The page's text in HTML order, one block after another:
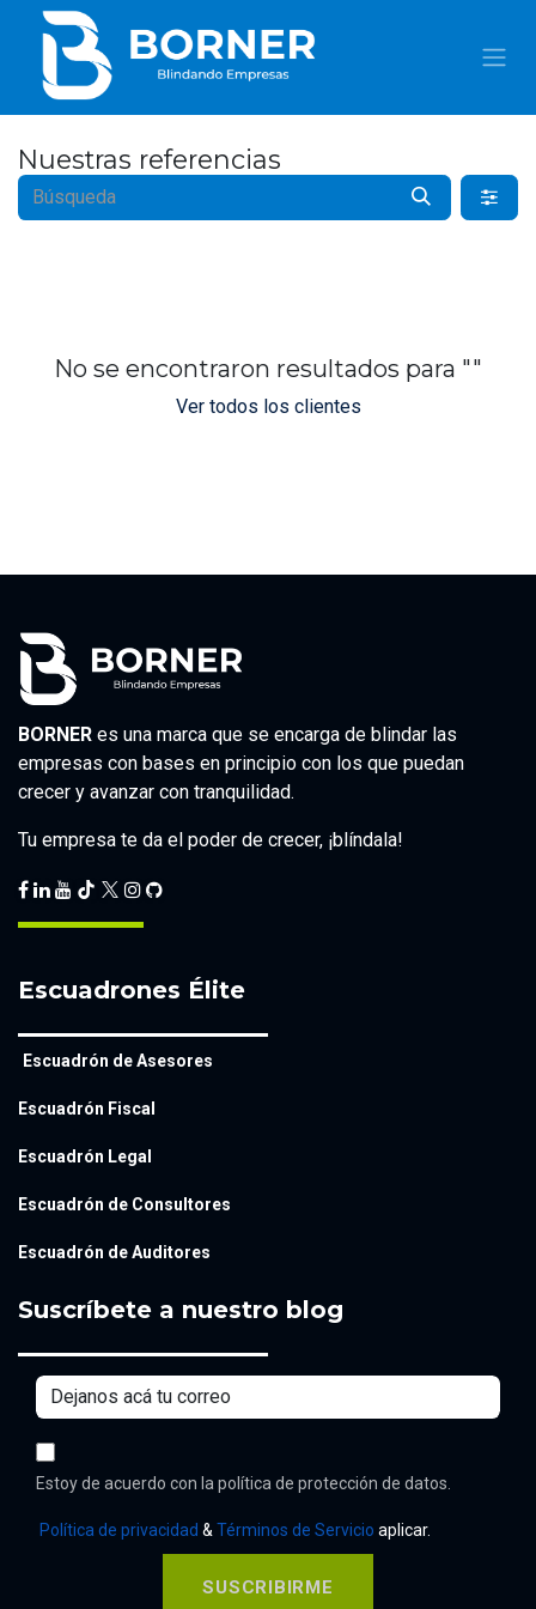
IR AL CONTENIDO
Nuestras referencias
No se encontraron resultados para ""
Ver todos los clientes
BORNER es una marca que se encarga de blindar las
empresas con bases en principio con los que puedan
crecer y avanzar con tranquilidad.
Tu empresa te da el poder de crecer, ¡blíndala!
Escuadrones Élite
Escuadrón de Asesores
Escuadrón Fiscal
Escuadrón Legal
Escuadrón de Consultores
Escuadrón de Auditores
Suscríbete a nuestro blog
Estoy de acuerdo con la política de protección de datos.
Política de privacidad & Términos de Servicio aplicar.
SUSCRIBIRME